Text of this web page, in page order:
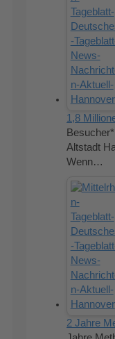
1,8
Altstadt
Wenn…
2 Jahre